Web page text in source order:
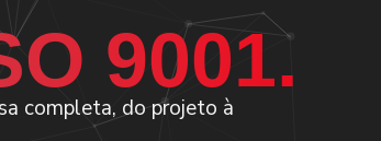
9001.
completa, do projeto à